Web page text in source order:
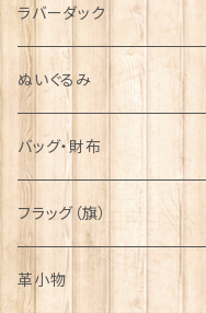
ラバーダック
ぬいぐるみ
バッグ・財布
フラッグ（旗）
革小物